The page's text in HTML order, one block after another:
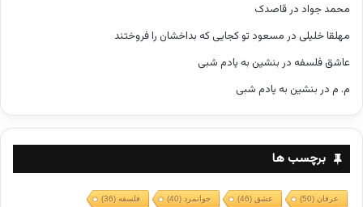
محمد جواد در قاصدک
مهلقا خلیلی در مسعود تو کجایی که بداخشان را فروختند
عاشق فلسفه در بنشین به یادم شبی
م. م در بنشین به یادم شبی
برچسب ها
عرفان(50) عشق (46) جوانمرد (40) فلسفه(36)